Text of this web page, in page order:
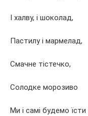
І халву, і шоколад,
Пастилу і мармелад,
Смачне тістечко,
Солодке морозиво
Ми і самі будемо їсти